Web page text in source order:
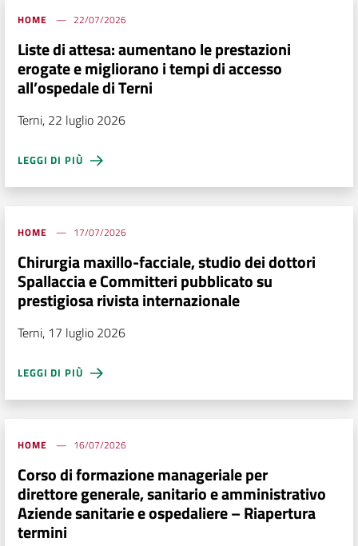
HOME 22/07/2026
Liste di attesa: aumentano le prestazioni
erogate e migliorano i tempi di accesso
all’ospedale di Terni
Terni, 22 luglio 2026
LEGGI DI PIÙ
HOME 17/07/2026
Chirurgia maxillo-facciale, studio dei dottori
Spallaccia e Committeri pubblicato su
prestigiosa rivista internazionale
Terni, 17 luglio 2026
LEGGI DI PIÙ
HOME 16/07/2026
Corso di formazione manageriale per
direttore generale, sanitario e amministrativo
Aziende sanitarie e ospedaliere – Riapertura
termini